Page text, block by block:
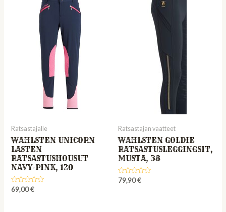
Ratsastajalle
WAHLSTEN UNICORN
LASTEN
RATSASTUSHOUSUT
NAVY-PINK, 120
Rated
69,00€
Ratsastajan vaatteet
WAHLSTEN GOLDIE
RATSASTUSLEGGINGSIT,
MUSTA, 38
Rated
79,90€